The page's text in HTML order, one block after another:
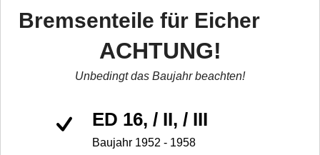
Bremsenteile für Eicher
ACHTUNG!
Unbedingt das Baujahr beachten!
ED 16, / II, / III
Baujahr 1952 - 1958